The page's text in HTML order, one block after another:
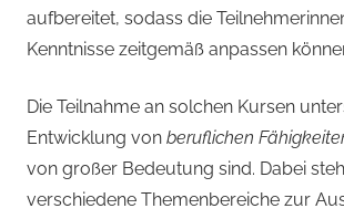
aufbereitet, sodass die
Kenntnisse zeitgemäß anpassen
Die Teilnahme an solchen Kursen
Entwicklung von beruflichen
von großer Bedeutung sind. Dabei
verschiedene Themenbereiche zur